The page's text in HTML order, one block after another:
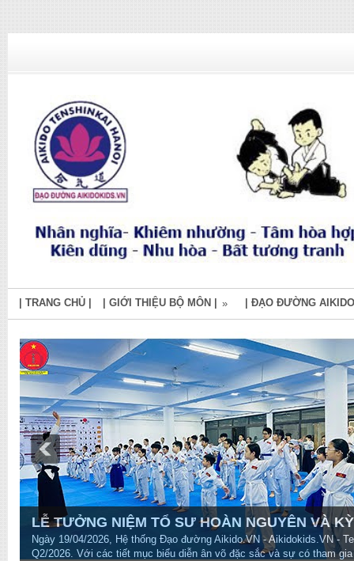
| TRANG CHỦ | | GIỚI THIỆU BỘ MÔN | » | ĐẠO ĐƯỜNG
LỄ TƯỞNG NIỆM TỔ SƯ HOÀN NGUYÊN VÀ
Ngày 19/04/2026, Hệ thống Đạo đường Aikido.VN - Aikidokids.VN -
Q2/2026. Với các tiết mục biểu diễn ân võ đặc sắc và sự có tham